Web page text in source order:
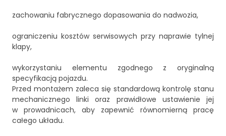
zachowaniu fabrycznego dopasowania do nadwozia,
ograniczeniu kosztów serwisowych przy naprawie tylnej
klapy,
wykorzystaniu elementu zgodnego z oryginalną
specyfikacją pojazdu.
Przed montażem zaleca się standardową kontrolę stanu
mechanicznego linki oraz prawidłowe ustawienie jej
w prowadnicach, aby zapewnić równomierną pracę
całego układu.